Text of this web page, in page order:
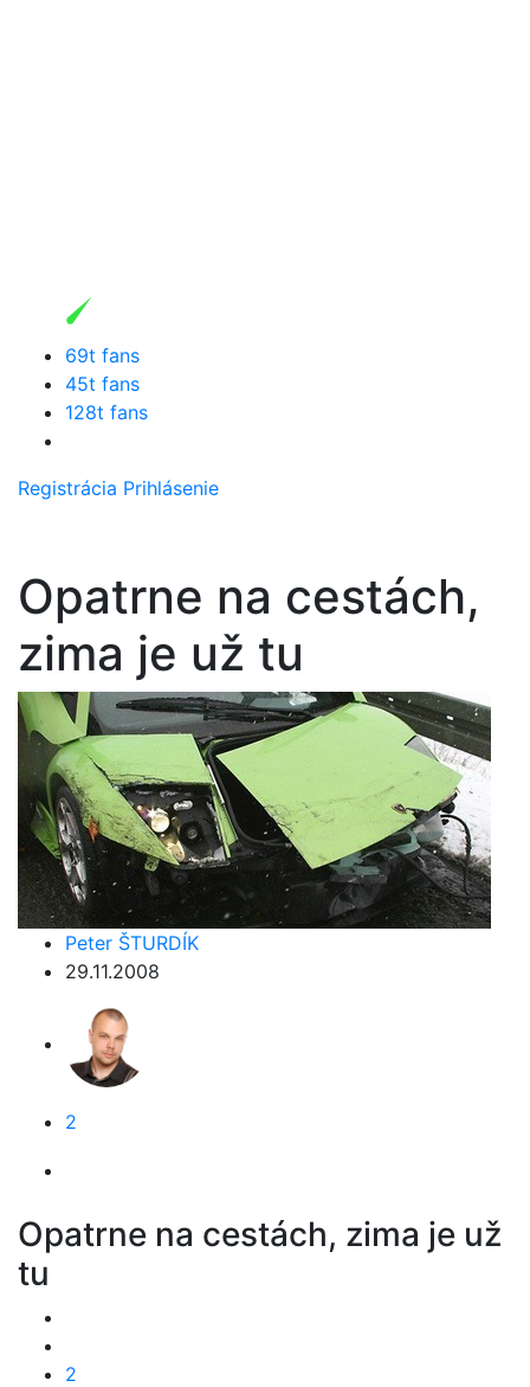
69t fans
45t fans
128t fans
Registrácia Prihlásenie
Opatrne na cestách,
zima je už tu
Peter ŠTURDÍK
29.11.2008
2
Opatrne na cestách, zima je už
tu
2